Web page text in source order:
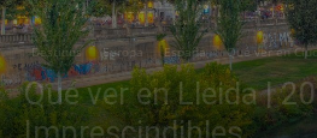
Destinos Europa España Qué ver en
Qué ver en Lleida |